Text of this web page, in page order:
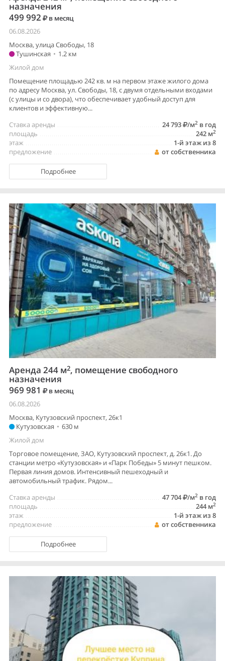
назначения
499 992
в месяц
06.08.2026
Москва, улица Свободы, 18
Тушинская • 1.2 км
Жилой дом
Помещение площадью 242 кв. м на первом этаже жилого дома
по адресу Москва, ул. Свободы, 18, с двумя отдельными входами
(с улицы и со двора), что обеспечивает удобный доступ для
клиентов и эффективную...
24 793
/м2 в год
Ставка аренды
242 м2
площадь
1-й этаж из 8
этаж
от собственника
предложение
Подробнее
Аренда 244 м2, помещение свободного
назначения
969 981
в месяц
06.08.2026
Москва, Кутузовский проспект, 26к1
Кутузовская • 630 м
Жилой дом
Торговое помещение, ЗАО, Кутузовский проспект, д. 26к1. До
станции метро «Кутузовская» и «Парк Победы» 5 минут пешком.
Первая линия домов. Интенсивный пешеходный и
автомобильный трафик. Рядом...
47 704
/м2 в год
Ставка аренды
244 м2
площадь
1-й этаж из 8
этаж
от собственника
предложение
Подробнее